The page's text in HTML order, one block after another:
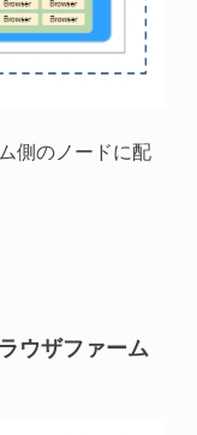
側のノードに配
ウザファーム